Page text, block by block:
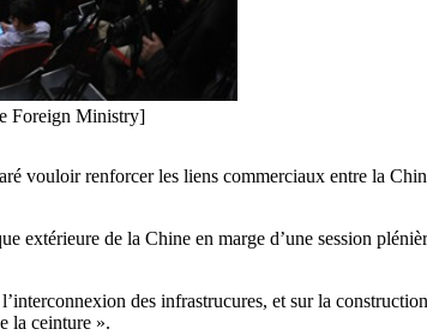
Foreign Ministry]
vouloir renforcer les liens commerciaux entre la
extérieure de la Chine en marge d’une session
des infrastrucures, et sur la
la ceinture ».